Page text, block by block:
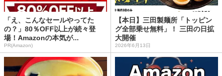
「え、こんなセールやってた
の？」80％OFF以上が続々登
場！Amazonの本気が...
PR(Amazon)
【本日】三田製麺所「トッピン
グ全部乗せ無料」！ 三田の日拡
大開催
2026年6月13日